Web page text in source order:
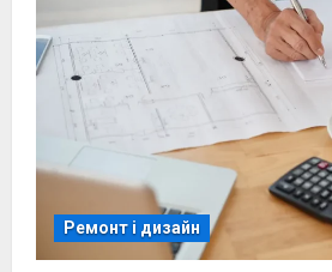
Ремонт і дизайн